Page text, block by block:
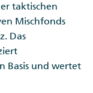
taktischen
Mischfonds
Das
Basis und wertet